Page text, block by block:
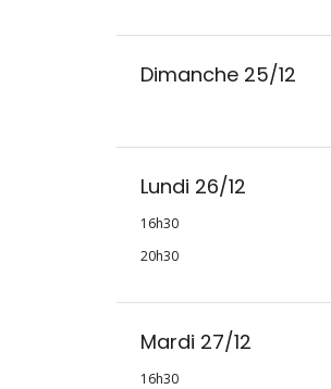
Dimanche 25/12
Lundi 26/12
16h30
20h30
Mardi 27/12
16h30